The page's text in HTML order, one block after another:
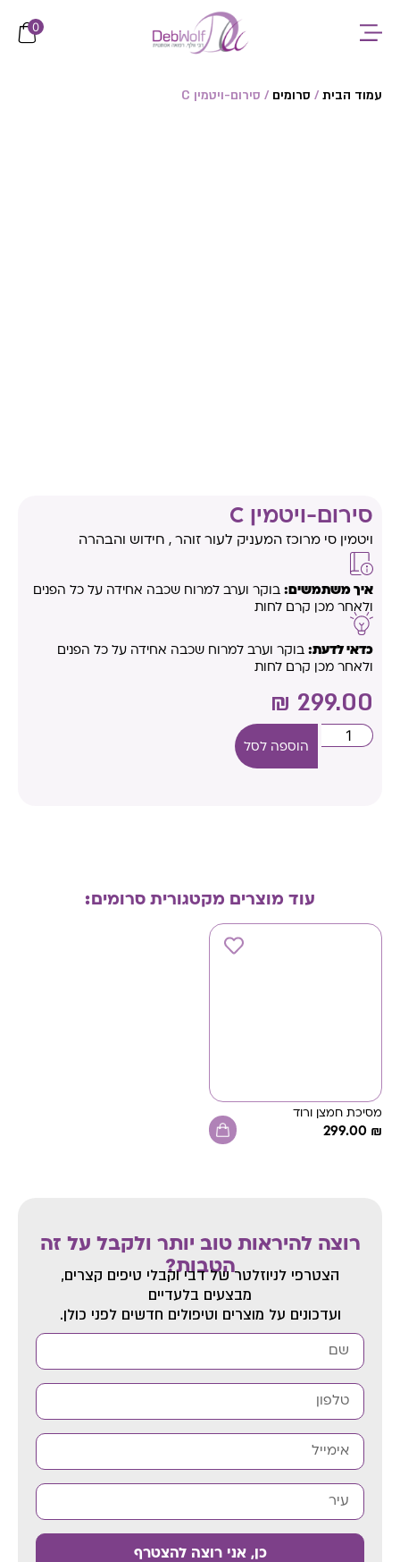
0
עמוד הבית / סרומים / סירום-ויטמין C
סירום-ויטמין C
ויטמין סי מרוכז המעניק לעור זוהר , חידוש והבהרה
איך משתמשים: בוקר וערב למרוח שכבה אחידה על כל הפנים
ולאחר מכן קרם לחות
כדאי לדעת: בוקר וערב למרוח שכבה אחידה על כל הפנים
ולאחר מכן קרם לחות
₪ 299.00
הוספה לסל
עוד מוצרים מקטגורית סרומים:
מסיכת חמצן ורוד
₪
רוצה להיראות טוב יותר ולקבל על זה
הטבות?
הצטרפי לניוזלטר של דביוקבלי טיפים קצרים,
מבצעים בלעדיים
ועדכונים על מוצרים וטיפולים חדשים לפני כולן.
כן, אני רוצה להצטרף